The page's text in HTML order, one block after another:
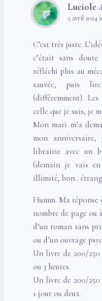
Luciole
5 avril 2024 à
C’est très juste.
c’était sans
réfléchi plus au
sauvée, puis
(différemment).
celle que je suis, je
Mon mari m’a
mon
librairie avec un
(demain je vais
illimité, bon..
Humm. Ma réponse
nombre de page ou
d’un roman sans
ou d’un ouvrage
Un livre de 200/
ou 3 heures.
Un livre de 200/
1 jour ou deux.